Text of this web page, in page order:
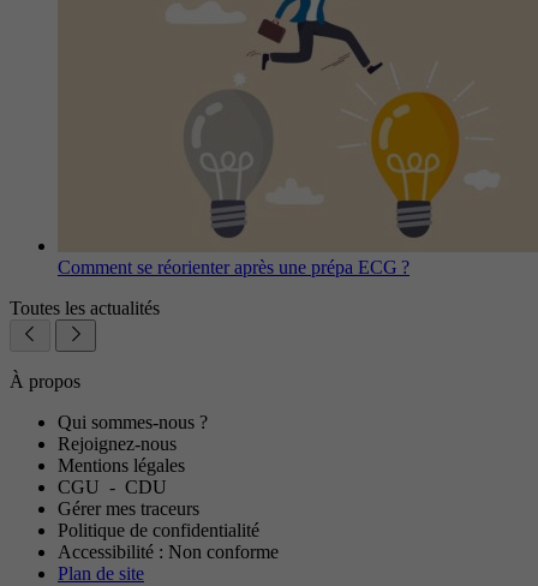
Comment se réorienter après une prépa ECG ?
Toutes les actualités
À propos
Qui sommes-nous ?
Rejoignez-nous
Mentions légales
CGU - CDU
Gérer mes traceurs
Politique de confidentialité
Accessibilité : Non conforme
Plan de site